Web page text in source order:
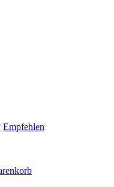
Empfehlen